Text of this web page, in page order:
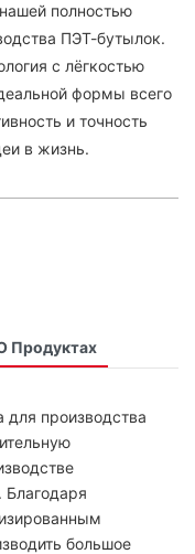
полностью
ПЭТ-бутылок.
с лёгкостью
формы всего
и точность
в жизнь.
Продуктах
производства
большое